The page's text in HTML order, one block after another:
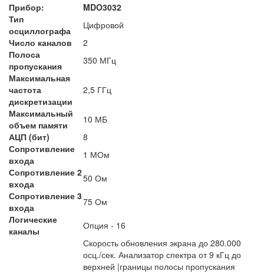
Прибор:
MDO3032
Тип
осциллографа
Цифровой
Число каналов
2
Полоса
пропускания
350 МГц
Максимальная
частота
дискретизации
2,5 ГГц
Максимальный
объем памяти
10 МБ
АЦП (бит)
8
Сопротивление
входа
1 МОм
Сопротивление 2
входа
50 Ом
Сопротивление 3
входа
75 Ом
Логические
каналы
Опция - 16
Скорость обновления экрана до 280.000
осц./сек. Анализатор спектра от 9 кГц до
верхней |границы полосы пропускания